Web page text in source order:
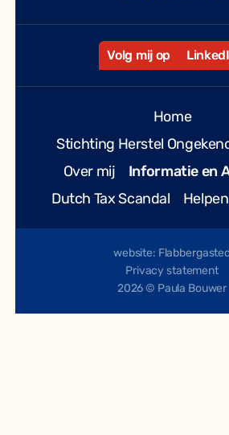
Volg mij op
Home
Stichting Herstel
Over mij
Informatie en
Dutch Tax Scandal
Helpen
2026 © Paula Bouwer
website:
Privacy statement